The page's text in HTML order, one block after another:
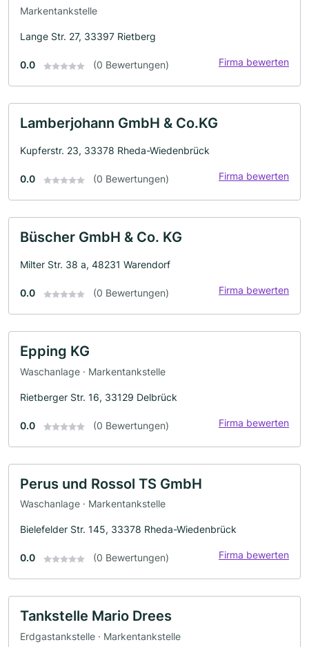
Markentankstelle
Lange Str. 27, 33397 Rietberg
0.0 (0 Bewertungen) Firma bewerten
Lamberjohann GmbH & Co.KG
Kupferstr. 23, 33378 Rheda-Wiedenbrück
0.0 (0 Bewertungen) Firma bewerten
Büscher GmbH & Co. KG
Milter Str. 38 a, 48231 Warendorf
0.0 (0 Bewertungen) Firma bewerten
Epping KG
Waschanlage · Markentankstelle
Rietberger Str. 16, 33129 Delbrück
0.0 (0 Bewertungen) Firma bewerten
Perus und Rossol TS GmbH
Waschanlage · Markentankstelle
Bielefelder Str. 145, 33378 Rheda-Wiedenbrück
0.0 (0 Bewertungen) Firma bewerten
Tankstelle Mario Drees
Erdgastankstelle · Markentankstelle